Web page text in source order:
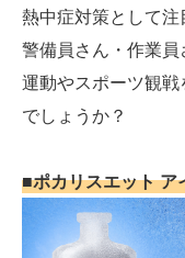
熱中症対策として
警備員さん・作業
運動やスポーツ観
でしょうか？
■ポカリスエット ア